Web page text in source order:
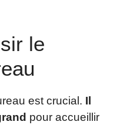
le
est crucial. Il
pour accueillir